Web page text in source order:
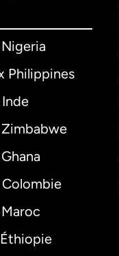
Philippines